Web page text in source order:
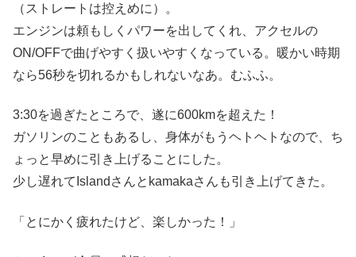
（ストレートは控えめに）。
エンジンは頼もしくパワーを出してくれ、アクセルの
ON/OFFで曲げやすく扱いやすくなっている。暖かい時期
なら56秒を切れるかもしれないなあ。むふふ。
3:30を過ぎたところで、遂に600kmを超えた！
ガソリンのこともあるし、身体がもうヘトヘトなので、ち
ょっと早めに引き上げることにした。
少し遅れてIslandさんとkamakaさんも引き上げてきた。
「とにかく疲れたけど、楽しかった！」